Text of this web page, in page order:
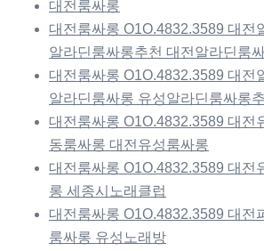
대전룸싸롱
대전룸싸롱 O1O.4832.3589 대전
알라딘룸싸롱추천 대전알라딘룸
대전룸싸롱 O1O.4832.3589 대전
알라딘룸싸롱 유성알라딘룸싸롱
대전룸싸롱 O1O.4832.3589 대전
동룸싸롱 대전유성룸싸롱
대전룸싸롱 O1O.4832.3589 대전
롱 세종시노래클럽
대전룸싸롱 O1O.4832.3589 대전
룸싸롱 유성노래방